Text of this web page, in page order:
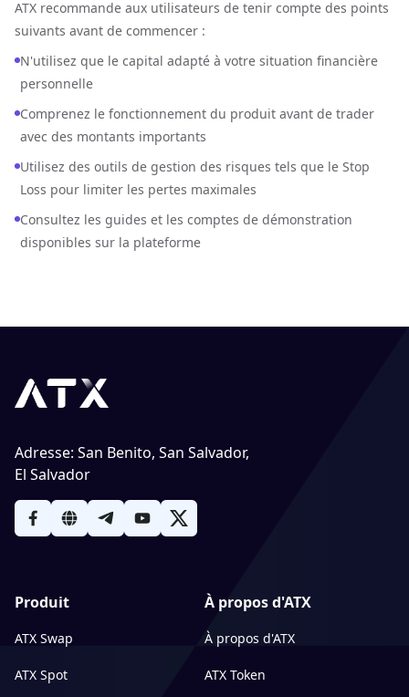
ATX recommande aux utilisateurs de tenir compte des points
suivants avant de commencer :
N'utilisez que le capital adapté à votre situation financière
personnelle
Comprenez le fonctionnement du produit avant de trader
avec des montants importants
Utilisez des outils de gestion des risques tels que le Stop
Loss pour limiter les pertes maximales
Consultez les guides et les comptes de démonstration
disponibles sur la plateforme
Produit
ATX Swap
ATX Spot
À propos d'ATX
À propos d'ATX
ATX Token
Adresse: San Benito, San Salvador,
El Salvador